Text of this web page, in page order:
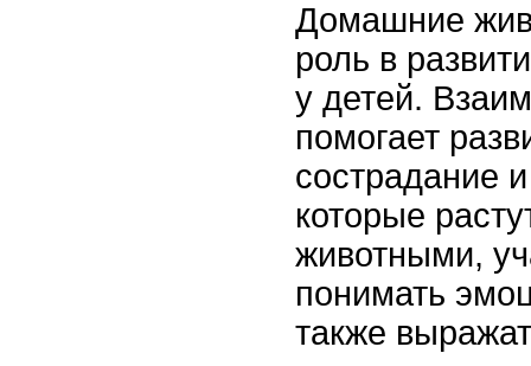
Домашние
роль в
у детей.
помогает
сострадание
которые
животными,
понимать
также